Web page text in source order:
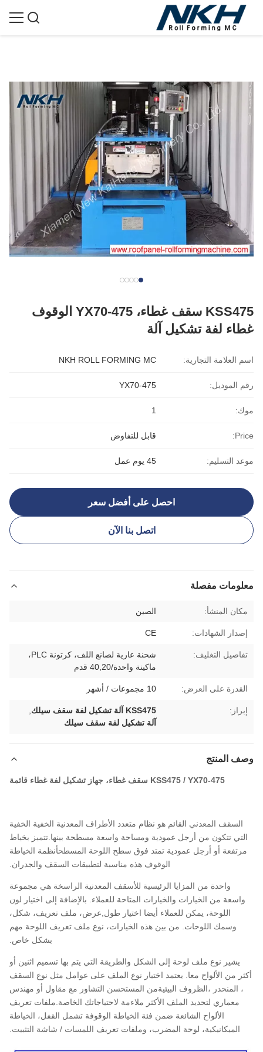
KSS475 سقف غطاء، YX70-475 الوقوف
غطاء لفة تشكيل آلة
اسم العلامة التجارية: NKH ROLL FORMING MC
رقم الموديل: YX70-475
موك: 1
Price: قابل للتفاوض
موعد التسليم: 45 يوم عمل
احصل على أفضل سعر
اتصل بنا الآن
معلومات مفصلة
مكان المنشأ: الصين
إصدار الشهادات: CE
تفاصيل التغليف:
شحنة عارية لصانع اللف، كرتونة PLC،
ماكينة واحدة/40,20 قدم
القدرة على العرض: 10 مجموعات / أشهر
إبراز: KSS475 آلة تشكيل لفة سقف سيلك
آلة تشكيل لفة سقف سيلك
وصف المنتج
KSS475 / YX70-475 سقف غطاء، جهاز تشكيل لفة غطاء قائمة
السقف المعدني القائم هو نظام متعدد الأطراف المعدنية الخفية الخفية
التي تتكون من أرجل عمودية ومساحة واسعة مسطحة بينها.تتميز بخياط
مرتفعة أو أرجل عمودية تمتد فوق سطح اللوحة المسطحأنظمة الخياطة
الوقوف هذه مناسبة لتطبيقات السقف والجدران.
واحدة من المزايا الرئيسية للأسقف المعدنية الراسخة هي مجموعة
واسعة من الخيارات والخيارات المتاحة للعملاء. بالإضافة إلى اختيار لون
اللوحة، يمكن للعملاء أيضا اختيار طول,عرض، ملف تعريف، شكل،
وسمك اللوحات. من بين هذه الخيارات، نوع ملف تعريف اللوحة مهم
بشكل خاص.
يشير نوع ملف لوحة إلى الشكل والطريقة التي يتم بها تسميم اثنين أو
أكثر من الألواح معا. يعتمد اختيار نوع الملف على عوامل مثل نوع السقف
، المنحدر ،الظروف البيئيةمن المستحسن التشاور مع مقاول أو مهندس
معماري لتحديد الملف الأكثر ملاءمة لاحتياجاتك الخاصة.ملفات تعريف
الألواح الشائعة ضمن فئة الخياطة الوقوفة تشمل القفل، الخياطة
الميكانيكية، لوحة المضرب، وملفات تعريف اللمسات / شاشة التثبيت.